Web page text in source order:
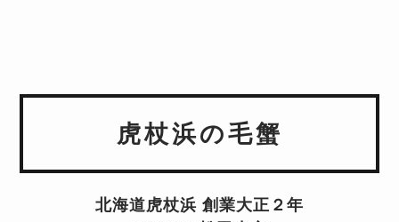
虎杖浜の毛蟹
北海道虎杖浜 創業大正２年